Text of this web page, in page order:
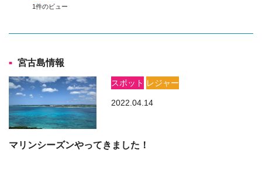
1件のビュー
宮古島情報
スポット レジャー
2022.04.14
マリンシーズンやってきました！